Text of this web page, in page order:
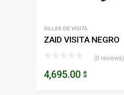
SILLAS DE VISITA
ZAID VISITA NEGRO
(0 reviews)
4,695.00 $